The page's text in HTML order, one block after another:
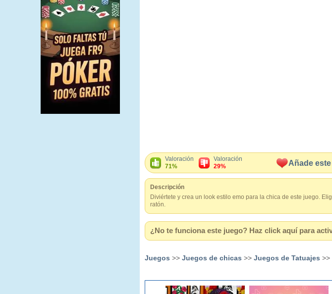
Valoración
71%
Valoración
29%
Añade
Descripción
Diviértete y crea un look estilo emo para la chica de este juego.
ratón.
¿No te funciona este juego? Haz click aquí para
Juegos >> Juegos de chicas >> Juegos de Tatuajes >>